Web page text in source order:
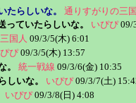
たらしいな。
通りすがりの三
ていたらしいな。
いぴぴ 09/
国人 09/3/5(木) 6:01
ぴ 09/3/5(木) 13:57
。
統一戦線 09/3/6(金) 10:35
しいな。
いぴぴ 09/3/7(土)
いぴぴ 09/3/8(日) 4:08